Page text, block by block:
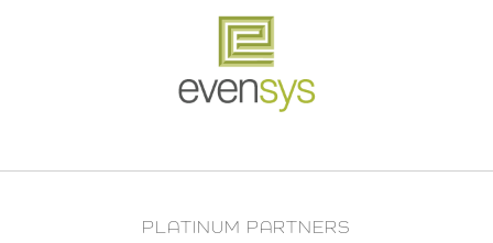
PLATINUM PARTNERS